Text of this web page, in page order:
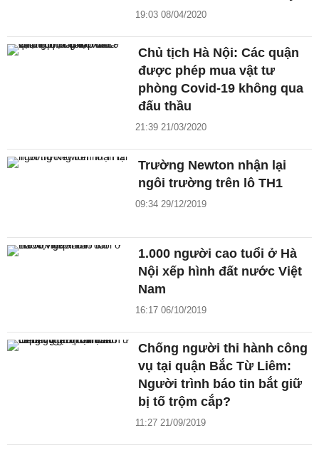
19:03 08/04/2020
Chủ tịch Hà Nội: Các quận
được phép mua vật tư
phòng Covid-19 không qua
đấu thầu
21:39 21/03/2020
Trường Newton nhận lại
ngôi trường trên lô TH1
09:34 29/12/2019
1.000 người cao tuổi ở Hà
Nội xếp hình đất nước Việt
Nam
16:17 06/10/2019
Chống người thi hành công
vụ tại quận Bắc Từ Liêm:
Người trình báo tin bắt giữ
bị tố trộm cắp?
11:27 21/09/2019